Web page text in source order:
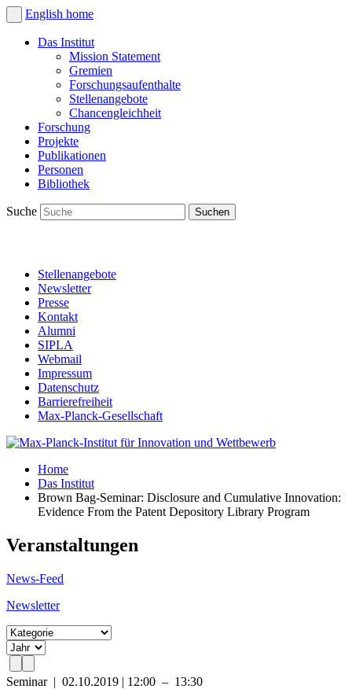
English home
Das Institut
Mission Statement
Gremien
Forschungsaufenthalte
Stellenangebote
Chancengleichheit
Forschung
Projekte
Publikationen
Personen
Bibliothek
Suche
Stellenangebote
Newsletter
Presse
Kontakt
Alumni
SIPLA
Webmail
Impressum
Datenschutz
Barrierefreiheit
Max-Planck-Gesellschaft
Home
Das Institut
Brown Bag-Seminar: Disclosure and Cumulative Innovation:
Evidence From the Patent Depository Library Program
Veranstaltungen
News-Feed
Newsletter
Seminar| 02.10.2019 | 12:00 – 13:30